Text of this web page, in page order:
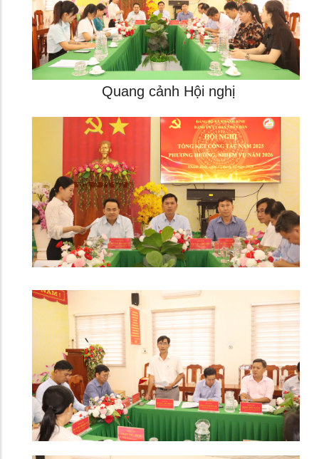
Quang cảnh Hội nghị